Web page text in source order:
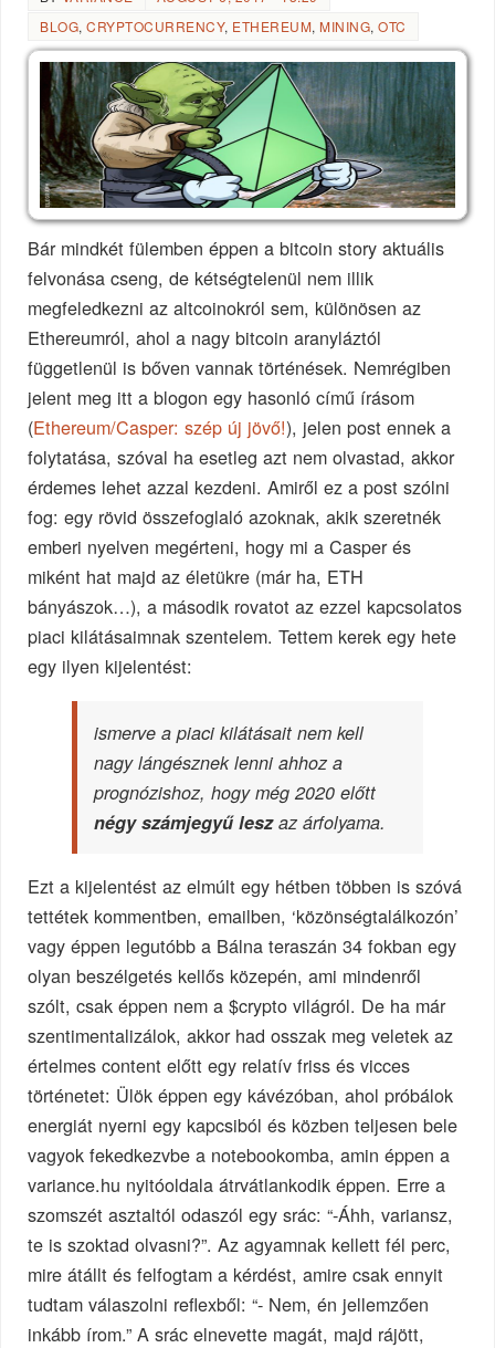
BLOG,CRYPTOCURRENCY, ETHEREUM, MINING,OTC
Bár mindkét fülemben éppen a bitcoin story aktuális
felvonása cseng, de kétségtelenül nem illik
megfeledkezni az altcoinokról sem, különösen az
Ethereumról, ahol a nagy bitcoin aranyláztól
függetlenül is bőven vannak történések. Nemrégiben
jelent meg itt a blogon egy hasonló című írásom
(Ethereum/Casper: szép új jövő!), jelen post ennek a
folytatása, szóval ha esetleg azt nem olvastad, akkor
érdemes lehet azzal kezdeni. Amiről ez a post szólni
fog: egy rövid összefoglaló azoknak, akik szeretnék
emberi nyelven megérteni, hogy mi a Casper és
miként hat majd az életükre (már ha, ETH
bányászok…), a második rovatot az ezzel kapcsolatos
piaci kilátásaimnak szentelem. Tettem kerek egy hete
egy ilyen kijelentést:
ismerve a piaci kilátásait nem kell
nagy lángésznek lenni ahhoz a
prognózishoz, hogy még 2020 előtt
négy számjegyű leszaz árfolyama.
Ezt a kijelentést az elmúlt egy hétben többen is szóvá
tettétek kommentben, emailben, ‘közönségtalálkozón’
vagy éppen legutóbb a Bálna teraszán 34 fokban egy
olyan beszélgetés kellős közepén, ami mindenről
szólt, csak éppen nem a $crypto világról. De ha már
szentimentalizálok, akkor had osszak meg veletek az
értelmes content előtt egy relatív friss és vicces
történetet: Ülök éppen egy kávézóban, ahol próbálok
energiát nyerni egy kapcsiból és közben teljesen bele
vagyok fekedkezvbe a notebookomba, amin éppen a
variance.hu nyitóoldala átrvátlankodik éppen. Erre a
szomszét asztaltól odaszól egy srác: “-Áhh, variansz,
te is szoktad olvasni?”. Az agyamnak kellett fél perc,
mire átállt és felfogtam a kérdést, amire csak ennyit
tudtam válaszolni reflexből: “- Nem, én jellemzően
inkább írom.” A srác elnevette magát, majd rájött,